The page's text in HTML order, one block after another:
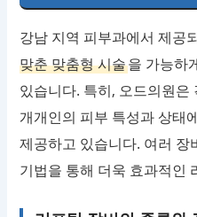
강남 지역 피부과에서 제공
맞춘 맞춤형 시술을 가능하
있습니다. 특히, 오드의원은
개개인의 피부 특성과 상태
제공하고 있습니다. 여러
기법을 통해 더욱 효과적인